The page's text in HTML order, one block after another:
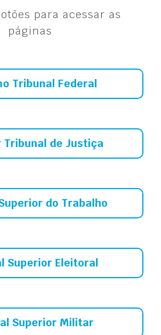
para acessar as
páginas
Tribunal Federal
Tribunal de Justiça
do Trabalho
Superior Eleitoral
Superior Militar